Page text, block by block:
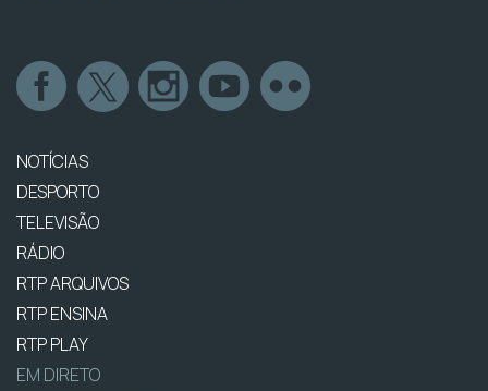
NOTÍCIAS
DESPORTO
TELEVISÃO
RÁDIO
RTP ARQUIVOS
RTP ENSINA
RTP PLAY
EM DIRETO